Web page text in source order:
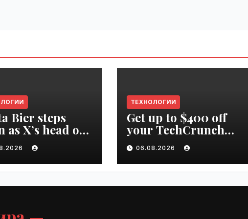
Bier steps
as X’s head of
| VseTime.ru
ТЕХНОЛОГИИ
Get up to $400 off
your TechCrunch
Disrupt 2026 pass
until Friday |
VseTime.ru
06.08.2026